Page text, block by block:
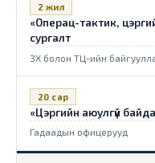
2 жил
«Операц-тактик,
сургалт
ЗХ болон ТЦ-ийн
20 сар
«Цэргийн аюулгүй
Гадаадын офицерууд